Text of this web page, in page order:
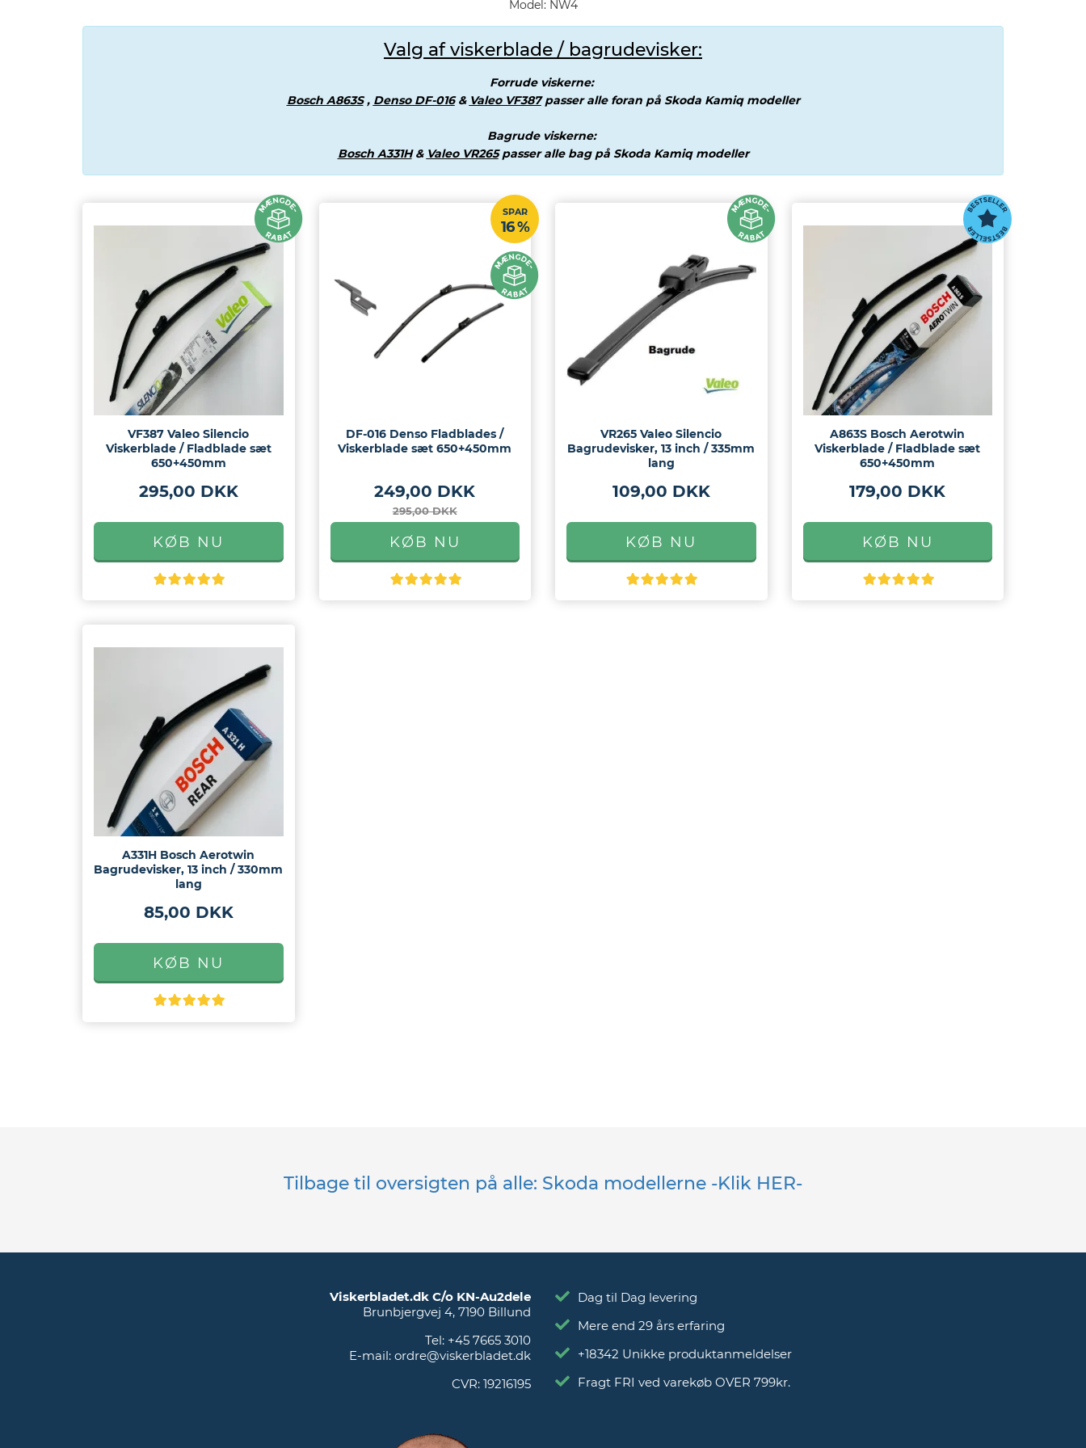
Model: NW4
Valg af viskerblade / bagrudevisker:
Forrude viskerne:
Bosch A863S, Denso DF-016& Valeo VF387passer alle foran på Skoda Kamiq modeller
Bagrude viskerne:
Bosch A331H& Valeo VR265passer alle bag på Skoda Kamiq modeller
VF387 Valeo Silencio
Viskerblade / Fladblade sæt
650+450mm
295,00 DKK
SPAR
16 %
DF-016 Denso Fladblades /
Viskerblade sæt 650+450mm
249,00 DKK
295,00 DKK
VR265 Valeo Silencio
Bagrudevisker, 13 inch / 335mm
lang
109,00 DKK
A863S Bosch Aerotwin
Viskerblade / Fladblade sæt
650+450mm
179,00 DKK
A331H Bosch Aerotwin
Bagrudevisker, 13 inch / 330mm
lang
85,00 DKK
Tilbage til oversigten på alle: Skoda modellerne -Klik HER-
Viskerbladet.dk C/o KN-Au2dele
Brunbjergvej 4, 7190 Billund
Tel: +45 7665 3010
E-mail: ordre@viskerbladet.dk
CVR: 19216195
Dag til Dag levering
Mere end 29 års erfaring
+18342 Unikke produktanmeldelser
Fragt FRI ved varekøb OVER 799kr.